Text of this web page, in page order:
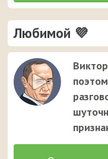
Любимой 💜